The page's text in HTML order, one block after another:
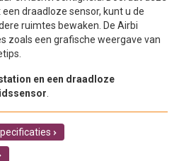
draadloze sensor, kunt u de
ruimtes bewaken. De Airbi
zoals een grafische weergave van
en een draadloze